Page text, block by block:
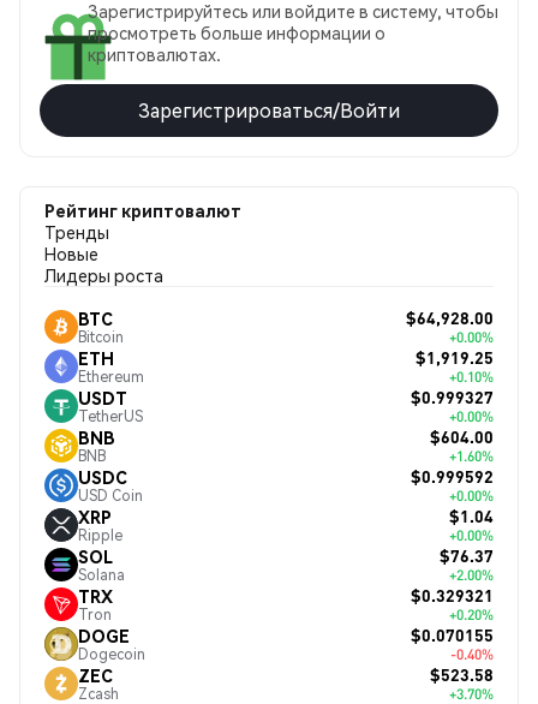
Зарегистрируйтесь или войдите в систему, чтобы
просмотреть больше информации о
криптовалютах.
Зарегистрироваться/Войти
Рейтинг криптовалют
Тренды
Новые
Лидеры роста
BTC
Bitcoin
$64,928.00
+0.00%
ETH
Ethereum
$1,919.25
+0.10%
USDT
TetherUS
$0.999327
+0.00%
BNB
BNB
$604.00
+1.60%
USDC
USD Coin
$0.999592
+0.00%
XRP
Ripple
$1.04
+0.00%
SOL
Solana
$76.37
+2.00%
TRX
Tron
$0.329321
+0.20%
DOGE
Dogecoin
$0.070155
-0.40%
ZEC
Zcash
$523.58
+3.70%